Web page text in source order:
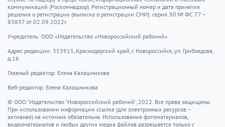
коммуникаций (Роскомнадзор). Регистрационный номер и дата принятия
решения о регистрации (выписка о регистрации СМИ): серия ЭЛ № ФС 77 –
83837 от 02.09.2022г.
Учредитель: ООО «Издательство «Новороссийский рабочий»
Адрес редакции: 353915, Краснодарский край, г. Новороссийск, ул. Грибоедова,
д.16
Главный редактор: Елена Калашникова
Веб-редактор: Елена Калашникова
© ООО "Издательство "Новороссийский рабочий", 2022. Все права защищены.
При использовании информации ссылка (для электронных ресурсов –
активная) на источник обязательна. Использование фотоматериалов,
видеоматериалов и любых других медиа файлов разрешается только с